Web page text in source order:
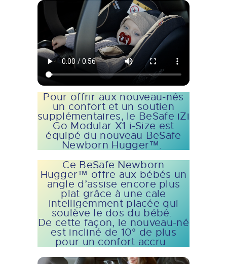
Pour offrir aux nouveau-nés
un confort et un soutien
supplémentaires, le BeSafe iZi
Go Modular X1 i-Size est
équipé du nouveau BeSafe
Newborn Hugger™.
Ce BeSafe Newborn
Hugger™ offre aux bébés un
angle d’assise encore plus
plat grâce à une cale
intelligemment placée qui
soulève le dos du bébé.
De cette façon, le nouveau-né
est incliné de 10° de plus
pour un confort accru.